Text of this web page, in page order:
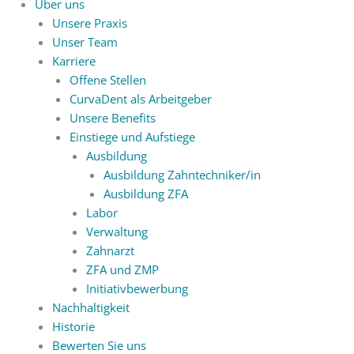
Über uns
Unsere Praxis
Unser Team
Karriere
Offene Stellen
CurvaDent als Arbeitgeber
Unsere Benefits
Einstiege und Aufstiege
Ausbildung
Ausbildung Zahntechniker/in
Ausbildung ZFA
Labor
Verwaltung
Zahnarzt
ZFA und ZMP
Initiativbewerbung
Nachhaltigkeit
Historie
Bewerten Sie uns